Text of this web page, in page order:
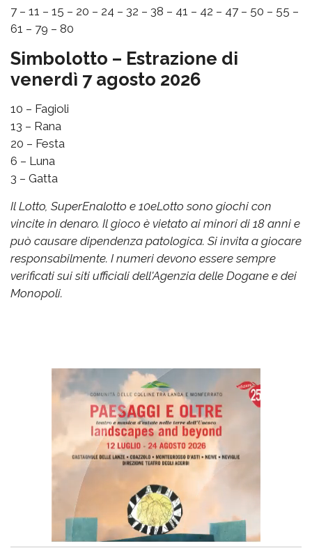
7 – 11 – 15 – 20 – 24 – 32 – 38 – 41 – 42 – 47 – 50 – 55 –
61 – 79 – 80
Simbolotto – Estrazione di
venerdì 7 agosto 2026
10 – Fagioli
13 – Rana
20 – Festa
6 – Luna
3 – Gatta
Il Lotto, SuperEnalotto e 10eLotto sono giochi con
vincite in denaro. Il gioco è vietato ai minori di 18 anni e
può causare dipendenza patologica. Si invita a giocare
responsabilmente. I numeri devono essere sempre
verificati sui siti ufficiali dell'Agenzia delle Dogane e dei
Monopoli.